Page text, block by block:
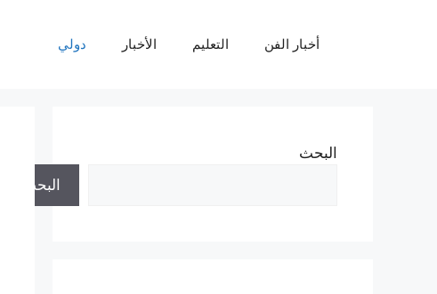
أخبار الفن التعليم الأخبار دولي
البحث
البحث